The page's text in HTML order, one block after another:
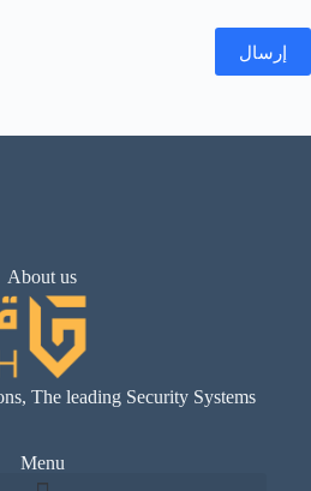
إرسال
About us
The leading Security Systems
Menu